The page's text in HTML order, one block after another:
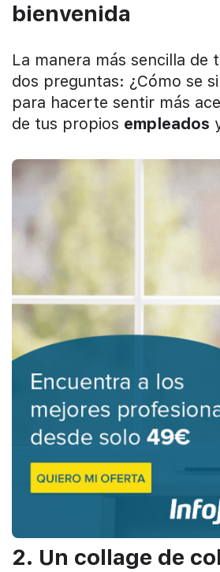
bienvenida
La manera más sencilla de
dos preguntas: ¿Cómo se
para hacerte sentir más
de tus propios empleados
2. Un collage de